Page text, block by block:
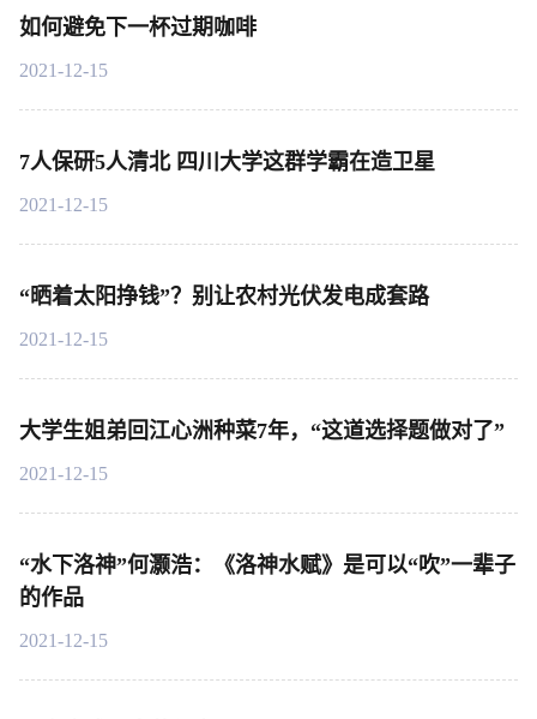
如何避免下一杯过期咖啡
2021-12-15
7人保研5人清北 四川大学这群学霸在造卫星
2021-12-15
“晒着太阳挣钱”？别让农村光伏发电成套路
2021-12-15
大学生姐弟回江心洲种菜7年，“这道选择题做对了”
2021-12-15
“水下洛神”何灏浩：《洛神水赋》是可以“吹”一辈子
的作品
2021-12-15